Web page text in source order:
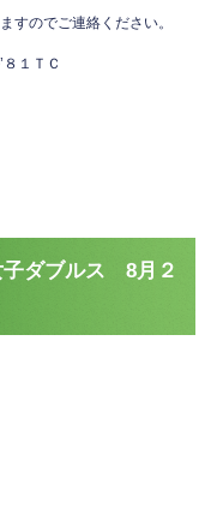
のでご連絡ください。
１ＴＣ
子ダブルス 8月２